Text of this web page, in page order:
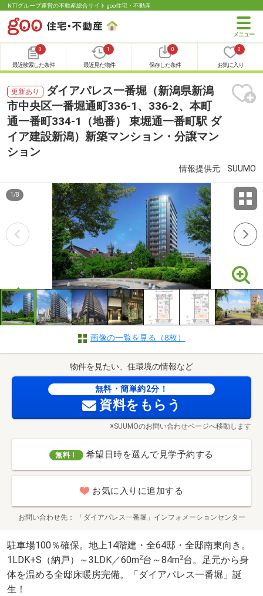
NTTグループ運営の不動産総合サイト goo住宅・不動産
0
最近検索した条件
1
最近見た物件
0
保存した条件
0
お気に入り
更新あり
ダイアパレス一番堀（新潟県新潟
市中央区一番堀通町336-1、336-2、本町
通一番町334-1（地番） 東堀通一番町駅 ダ
イア建設新潟）新築マンション・分譲マン
ション
情報提供元 SUUMO
1 /8
画像の一覧を見る（8枚）
物件を見たい、住環境の情報など
無料・簡単約2分！
資料をもらう
※SUUMOのお問い合わせページへ移動します
無料！ 希望日時を選んで見学予約する
お気に入りに追加する
お問い合わせ先 「ダイアパレス一番堀」インフォメーションセンター
駐車場100％確保。地上14階建・全64邸・全邸南東向き。
1LDK+S（納戸）～3LDK／60m2台～84m2台。足元から身
体を温める全邸床暖房完備。「ダイアパレス一番堀」誕
生！